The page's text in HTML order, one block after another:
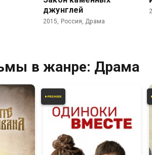
джунглей
2015, Россия, Драма
в жанре: Драма